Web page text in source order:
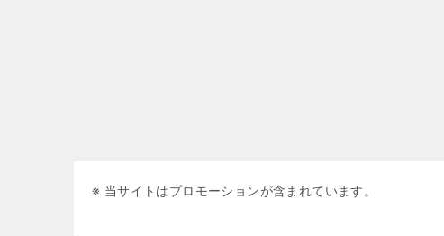
※ 当サイトはプロモーションが含まれています。